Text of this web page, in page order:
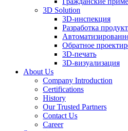
3D Solution
3D-инспекция
Разработка
Обратное
3D-печать
3D-визуализация
About Us
Company Introduction
Certifications
History
Our Trusted Partners
Contact Us
Career